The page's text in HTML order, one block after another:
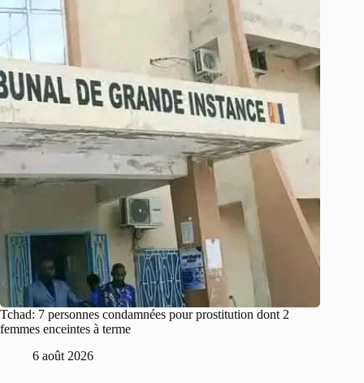
Tchad: 7 personnes condamnées pour prostitution dont 2
femmes enceintes à terme
6 août 2026